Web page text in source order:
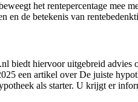
het rentepercentage mee
en de betekenis van
biedt hiervoor uitgebreid
een artikel over De juiste
als starter. U krijgt er